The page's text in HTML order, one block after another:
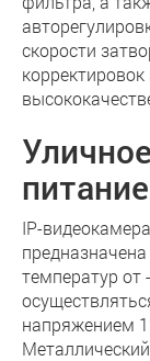
скорости
IP-
температур от
напряжением